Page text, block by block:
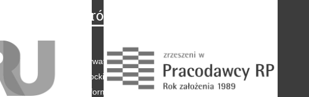
Na skróty
Polityka prywatności
Polityka coockies
-Klauzule informacyjne